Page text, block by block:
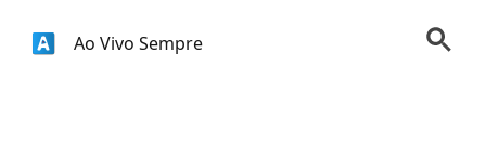
Ao Vivo Sempre